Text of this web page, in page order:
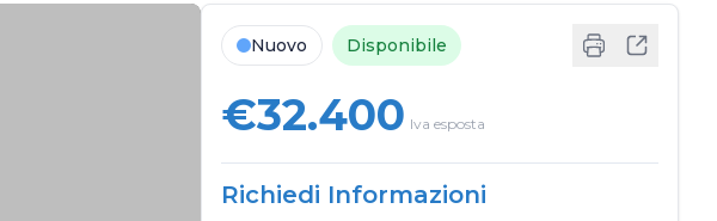
Nuovo Disponibile
€32.400 Iva esposta
Richiedi Informazioni